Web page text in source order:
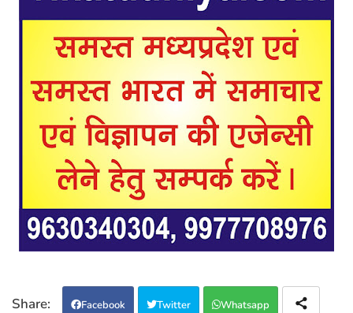
Facebook Twitter Whatsapp